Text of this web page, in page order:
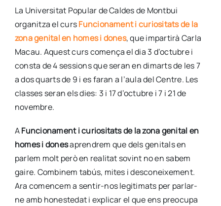
La Universitat Popular de Caldes de Montbui
organitza el cursFuncionament i curiositats de la
zona genital en homes i dones, que impartirà Carla
Macau. Aquest curs comença el dia 3 d’octubre i
consta de 4 sessions que seran en dimarts de les 7
a dos quarts de 9 i es faran a l’aula del Centre. Les
classes seran els dies: 3 i 17 d’octubre i 7 i 21 de
novembre.
AFuncionament i curiositats de la zona genital en
homes i donesaprendrem que dels genitals en
parlem molt però en realitat sovint no en sabem
gaire. Combinem tabús, mites i desconeixement.
Ara comencem a sentir-nos legitimats per parlar-
ne amb honestedat i explicar el que ens preocupa